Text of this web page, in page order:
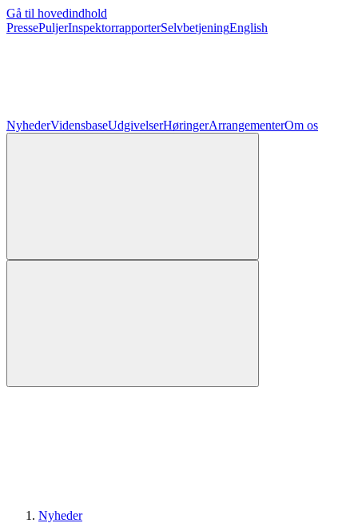
Gå til hovedindhold
PressePuljerInspektorrapporterSelvbetjeningEnglish
NyhederVidensbaseUdgivelserHøringerArrangementerOm os
Nyheder